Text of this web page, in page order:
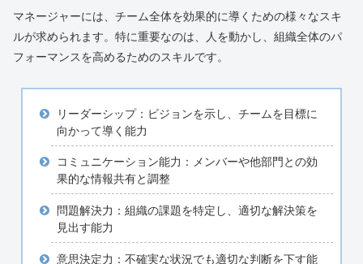
マネージャーには、チーム全体を効果的に導くための様々なスキ
ルが求められます。特に重要なのは、人を動かし、組織全体のパ
フォーマンスを高めるためのスキルです。
リーダーシップ：ビジョンを示し、チームを目標に
向かって導く能力
コミュニケーション能力：メンバーや他部門との効
果的な情報共有と調整
問題解決力：組織の課題を特定し、適切な解決策を
見出す能力
意思決定力：不確実な状況でも適切な判断を下す能